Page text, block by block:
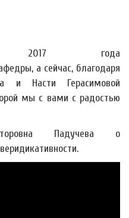
2017 года
а сейчас, благодаря
и Насти Герасимовой
мы с вами с радостью
Падучева о